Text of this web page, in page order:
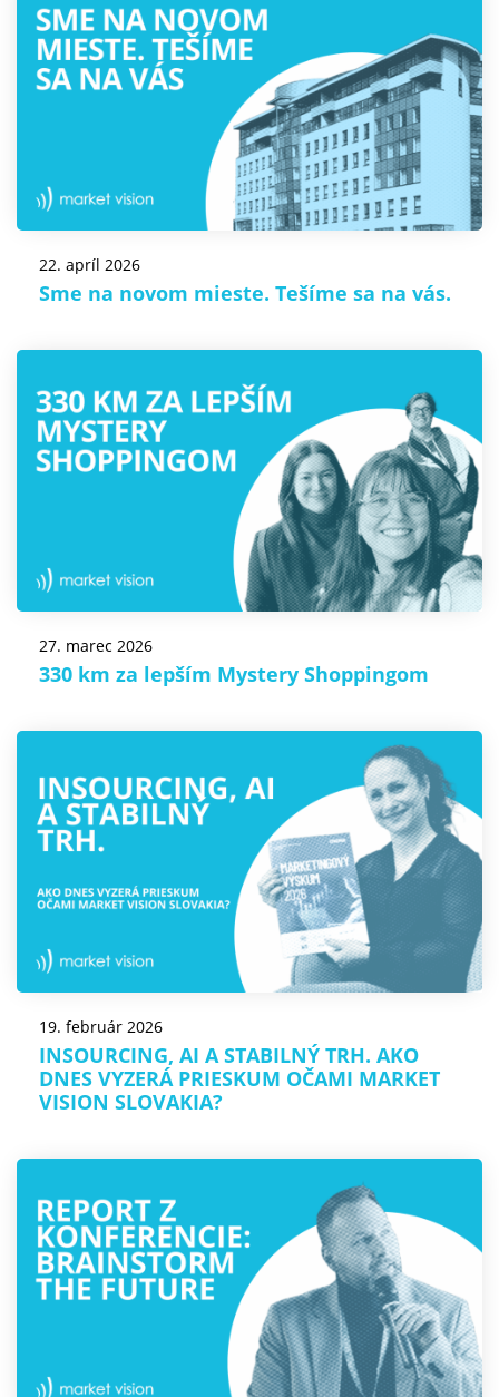
22. apríl 2026
Sme na novom mieste. Tešíme sa na vás.
27. marec 2026
330 km za lepším Mystery Shoppingom
19. február 2026
INSOURCING, AI A STABILNÝ TRH. AKO
DNES VYZERÁ PRIESKUM OČAMI MARKET
VISION SLOVAKIA?